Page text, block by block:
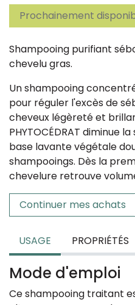
Prochainement
Shampooing purifiant
chevelu gras.
Un shampooing
pour réguler l'excès de
cheveux légèreté et
PHYTOCÉDRAT diminue
base lavante végétale
shampooings. Dès la
chevelure retrouve
Continuer mes achats
USAGE PROPRIÉTÉS
Mode d'emploi
Ce shampooing traitant